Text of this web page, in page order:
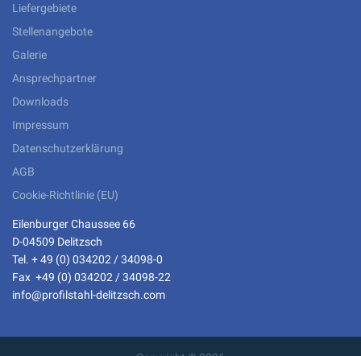
Liefergebiete
Stellenangebote
Galerie
Ansprechpartner
Downloads
Impressum
Datenschutzerklärung
AGB
Cookie-Richtlinie (EU)
Eilenburger Chaussee 66
D-04509 Delitzsch
Tel. + 49 (0) 034202 / 34098-0
Fax +49 (0) 034202 / 34098-22
info@profilstahl-delitzsch.com